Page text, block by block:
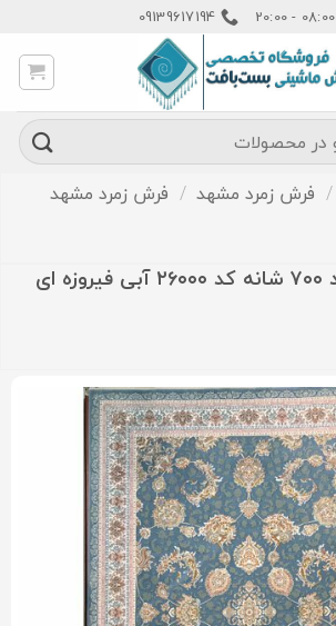
08:00 - 20:00
09139617194
/ فرش زمرد مشهد / فرش زمرد مشهد
فرش زمرد مشهد ۷۰۰ شانه کد ۲۶۰۰۰ آبی فیروزه ای